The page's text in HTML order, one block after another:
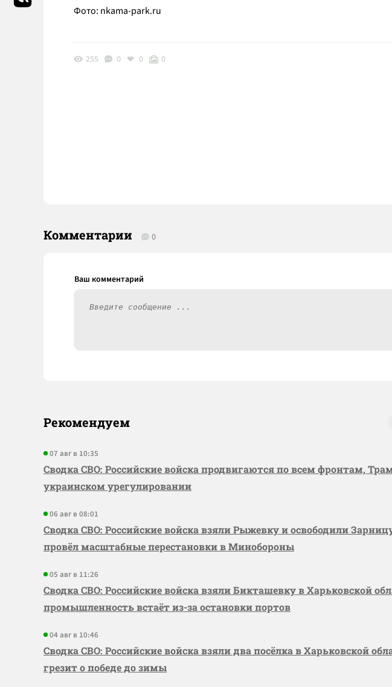
Фото: nkama-park.ru
255 0 0 0
Комментарии 0
Рекомендуем
07 авг в 10:35
Сводка СВО: Российские войска продвигаются по всем фронтам,
украинском урегулировании
06 авг в 08:01
Сводка СВО: Российские войска взяли Рыжевку и освободили
провёл масштабные перестановки в Минобороны
05 авг в 11:26
Сводка СВО: Российские войска взяли Бикташевку в Харьковской
промышленность встаёт из-за остановки портов
04 авг в 10:46
Сводка СВО: Российские войска взяли два посёлка в Харьковской
грезит о победе до зимы